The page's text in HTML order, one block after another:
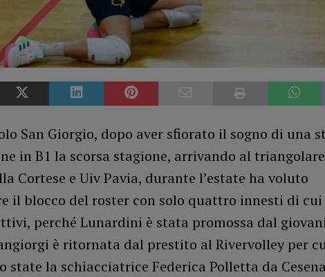
San Giorgio, dopo aver sfiorato il sogno di una
in B1 la scorsa stagione, arrivando al
Cortese e Uiv Pavia, durante l’estate ha voluto
il blocco del roster con solo quattro innesti di cui
perché Lunardini è stata promossa dal
è ritornata dal prestito al Rivervolley per
state la schiacciatrice Federica Polletta da